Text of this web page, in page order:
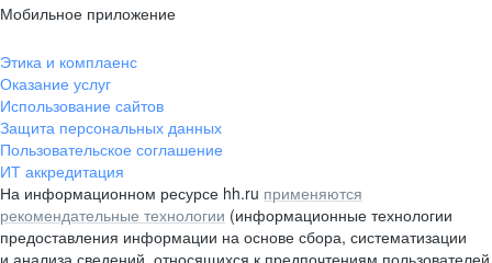
Мобильное приложение
Этика и комплаенс
Оказание услуг
Использование сайтов
Защита персональных данных
Пользовательское соглашение
ИТ аккредитация
На информационном ресурсе hh.ru применяются
рекомендательные технологии (информационные технологии
предоставления информации на основе сбора, систематизации
и анализа сведений, относящихся к предпочтениям пользователей